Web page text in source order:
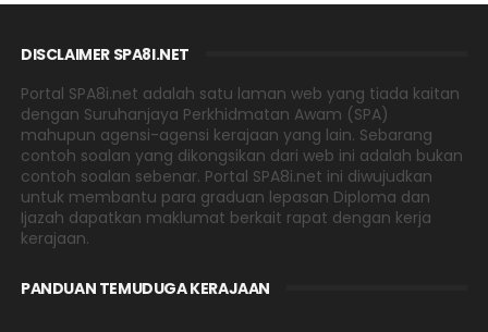
DISCLAIMER SPA8I.NET
Portal SPA8i.net adalah satu laman web yang tiada kaitan
dengan Suruhanjaya Perkhidmatan Awam (SPA)
mahupun agensi-agensi kerajaan yang lain. Sebarang
contoh soalan yang dikongsikan dari web ini adalah bukan
contoh soalan sebenar. Portal SPA8i.net ini diwujudkan
untuk membantu para graduan lepasan Diploma dan
Ijazah dapatkan maklumat berkait rapat dengan kerja
kerajaan.
PANDUAN TEMUDUGA KERAJAAN